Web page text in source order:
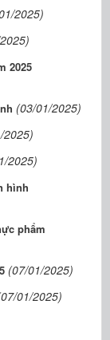
2025)
2025
(03/01/2025)
2025)
2025)
hình
phẩm
(07/01/2025)
01/2025)